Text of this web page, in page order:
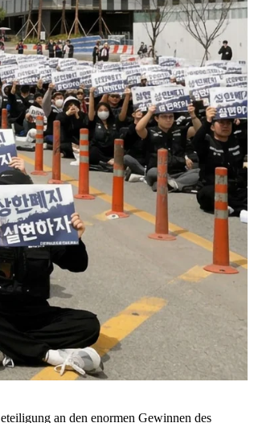
an den enormen Gewinnen des